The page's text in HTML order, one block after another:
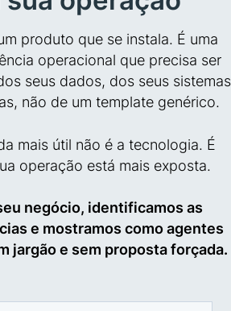
produto que se instala. É uma
operacional que precisa ser
seus dados, dos seus sistemas
não de um template genérico.
mais útil não é a tecnologia. É
operação está mais exposta.
negócio, identificamos as
e mostramos como agentes
jargão e sem proposta forçada.